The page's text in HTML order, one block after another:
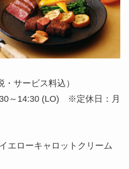
サービス料込）
～14:30 (LO) ※定休日：月
エローキャロットクリーム